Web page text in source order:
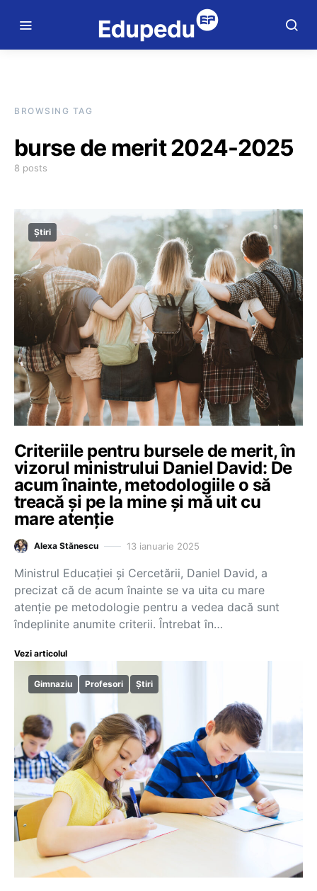
BROWSING TAG
burse de merit 2024-2025
8 posts
Știri
Criteriile pentru bursele de merit, în
vizorul ministrului Daniel David: De
acum înainte, metodologiile o să
treacă și pe la mine și mă uit cu
mare atenție
Alexa Stănescu 13 ianuarie 2025
Ministrul Educației și Cercetării, Daniel David, a
precizat că de acum înainte se va uita cu mare
atenție pe metodologie pentru a vedea dacă sunt
îndeplinite anumite criterii. Întrebat în…
Vezi articolul
Gimnaziu Profesori Știri